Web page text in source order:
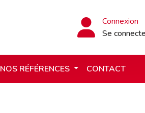
Connexion
Se
NOS RÉFÉRENCES CONTACT